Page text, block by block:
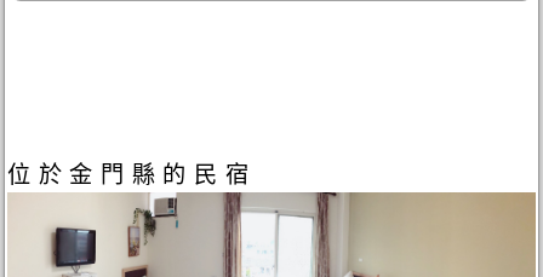
位於金門縣的民宿